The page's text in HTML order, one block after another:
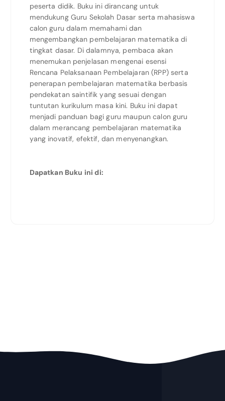
peserta didik. Buku ini dirancang untuk
mendukung Guru Sekolah Dasar serta mahasiswa
calon guru dalam memahami dan
mengembangkan pembelajaran matematika di
tingkat dasar. Di dalamnya, pembaca akan
menemukan penjelasan mengenai esensi
Rencana Pelaksanaan Pembelajaran (RPP) serta
penerapan pembelajaran matematika berbasis
pendekatan saintifik yang sesuai dengan
tuntutan kurikulum masa kini. Buku ini dapat
menjadi panduan bagi guru maupun calon guru
dalam merancang pembelajaran matematika
yang inovatif, efektif, dan menyenangkan.
Dapatkan Buku ini di: